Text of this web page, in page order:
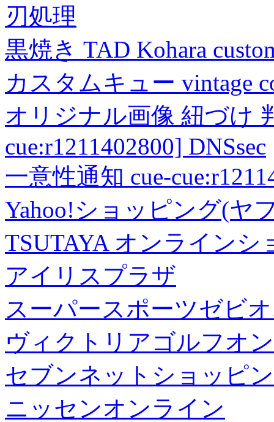
刃処理
黒焼き TAD Kohara
カスタムキュー vintage
オリジナル画像 紐づけ
cue:r1211402800] DNSsec
一意性通知 cue-
Yahoo!ショッピング(ヤ
TSUTAYA オンラインシ
アイリスプラザ
スーパースポーツゼビ
ヴィクトリアゴルフオ
セブンネットショッピ
ニッセンオンライン